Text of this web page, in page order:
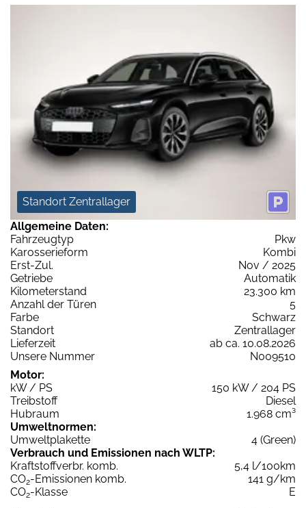
Standort Zentrallager
Allgemeine Daten:
Fahrzeugtyp
Pkw
Karosserieform
Kombi
Erst-Zul.
Nov / 2025
Getriebe
Automatik
Kilometerstand
23.300 km
Anzahl der Türen
5
Farbe
Schwarz
Standort
Zentrallager
Lieferzeit
ab ca. 10.08.2026
Unsere Nummer
N009510
Motor:
kW / PS
150 kW / 204 PS
Treibstoff
Diesel
Hubraum
1.968 cm³
Umweltnormen:
Umweltplakette
4 (Green)
Verbrauch und Emissionen nach WLTP:
Kraftstoffverbr. komb.
5,4 l/100km
CO2-Emissionen komb.
141 g/km
CO2-Klasse
E